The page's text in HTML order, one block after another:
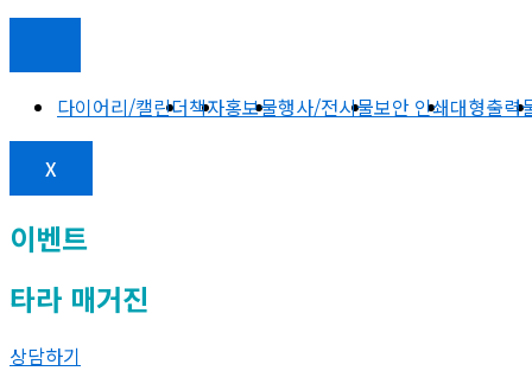
다이어리/캘린더책자홍보물행사/전시물보안 인쇄대형출력
X
이벤트
타라 매거진
상담하기